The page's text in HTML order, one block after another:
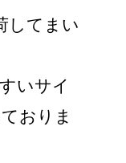
してまい
いサイ
おりま